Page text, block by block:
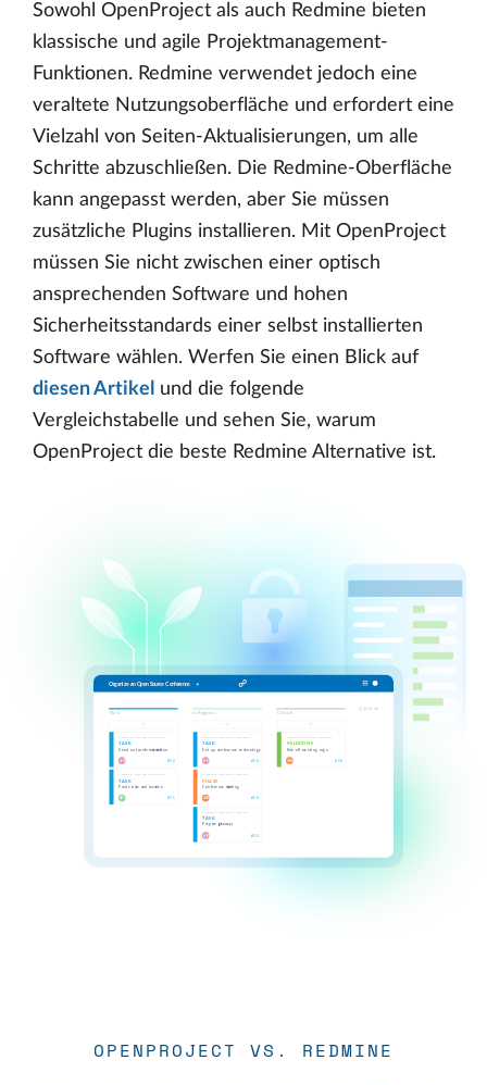
Sowohl OpenProject als auch Redmine bieten
klassische und agile Projektmanagement-
Funktionen. Redmine verwendet jedoch eine
veraltete Nutzungsoberfläche und erfordert eine
Vielzahl von Seiten-Aktualisierungen, um alle
Schritte abzuschließen. Die Redmine-Oberfläche
kann angepasst werden, aber Sie müssen
zusätzliche Plugins installieren. Mit OpenProject
müssen Sie nicht zwischen einer optisch
ansprechenden Software und hohen
Sicherheitsstandards einer selbst installierten
Software wählen. Werfen Sie einen Blick auf
diesen Artikel
und die folgende
Vergleichstabelle und sehen Sie, warum
OpenProject die beste Redmine Alternative ist.
OPENPROJECT VS. REDMINE